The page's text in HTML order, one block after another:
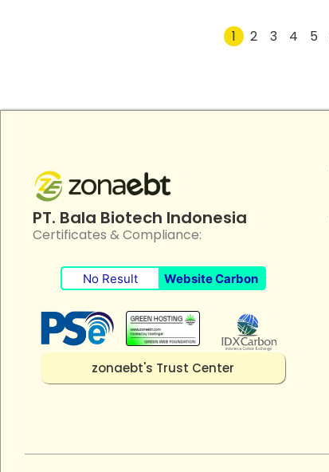
1 2 3 4 5
PT. Bala Biotech Indonesia
Certificates & Compliance:
No Result Website Carbon
zonaebt's Trust Center